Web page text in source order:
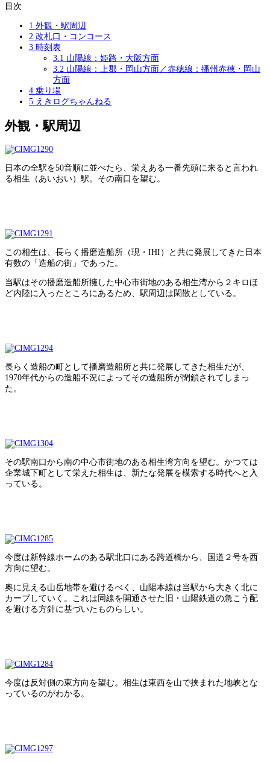
目次
1 外観・駅周辺
2 改札口・コンコース
3 時刻表
3.1 山陽線：姫路・大阪方面
3.2 山陽線：上郡・岡山方面／赤穂線：播州赤穂・岡山
方面
4 乗り場
5 えきログちゃんねる
外観・駅周辺
日本の全駅を50音順に並べたら、栄えある一番先頭に来ると言われ
る相生（あいおい）駅。その南口を望む。
この相生は、長らく播磨造船所（現・IHI）と共に発展してきた日本
有数の「造船の街」であった。
当駅はその播磨造船所擁した中心市街地のある相生湾から２キロほ
ど内陸に入ったところにあるため、駅周辺は閑散としている。
長らく造船の町として播磨造船所と共に発展してきた相生だが、
1970年代からの造船不況によってその造船所が閉鎖されてしまっ
た。
その駅南口から南の中心市街地のある相生湾方向を望む。かつては
企業城下町として栄えた相生は、新たな発展を模索する時代へと入
っている。
今度は新幹線ホームのある駅北口にある跨道橋から、国道２号を西
方向に望む。
奥に見える山岳地帯を避けるべく、山陽本線は当駅から大きく北に
カーブしていく。これは同線を開通させた旧・山陽鉄道の急こう配
を避ける方針に基づいたものらしい。
今度は反対側の東方向を望む。相生は東西を山で挟まれた地峡とな
っているのがわかる。